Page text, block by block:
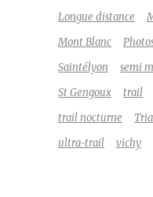
Longue distance
Mont Blanc
Saintélyon
semi
St Gengoux
trail
trail nocturne
ultra-trail
vichy